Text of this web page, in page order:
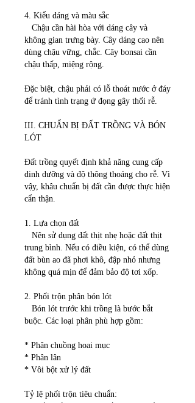
4. Kiểu dáng và màu sắc
Chậu cần hài hòa với dáng cây và
không gian trưng bày. Cây dáng cao nên
dùng chậu vững, chắc. Cây bonsai cần
chậu thấp, miệng rộng.
Đặc biệt, chậu phải có lỗ thoát nước ở đáy
để tránh tình trạng ứ đọng gây thối rễ.
III. CHUẨN BỊ ĐẤT TRỒNG VÀ BÓN
LÓT
Đất trồng quyết định khả năng cung cấp
dinh dưỡng và độ thông thoáng cho rễ. Vì
vậy, khâu chuẩn bị đất cần được thực hiện
cẩn thận.
1. Lựa chọn đất
Nên sử dụng đất thịt nhẹ hoặc đất thịt
trung bình. Nếu có điều kiện, có thể dùng
đất bùn ao đã phơi khô, đập nhỏ nhưng
không quá mịn để đảm bảo độ tơi xốp.
2. Phối trộn phân bón lót
Bón lót trước khi trồng là bước bắt
buộc. Các loại phân phù hợp gồm:
* Phân chuồng hoai mục
* Phân lân
* Vôi bột xử lý đất
Tỷ lệ phối trộn tiêu chuẩn: